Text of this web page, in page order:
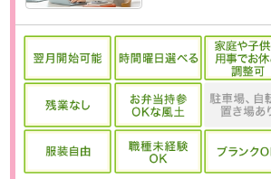
最寄り駅
新宿駅 徒歩5分 / 新宿三丁目
駅 徒歩5分 / 代々木駅 徒歩7
勤務時間
10:00～17:00の中で、実働5時間～6
時間程度でお選びいただけます。
【例】10:00～16:00、11:00～
17:00（各休憩60分）など
※就業時間については柔軟に相談可
能です